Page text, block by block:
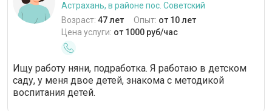
Астрахань, в районе пос. Советский
Возраст: 47 лет Опыт: от 10 лет
Цена услуги: от 1000 руб/час
Ищу работу няни, подработка. Я работаю в детском
саду, у меня двое детей, знакома с методикой
воспитания детей.